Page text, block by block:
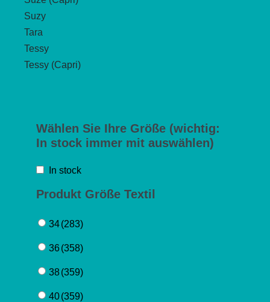
Suzy
Tara
Tessy
Tessy (Capri)
Wählen Sie Ihre Größe (wichtig:
In stock immer mit auswählen)
In stock
Produkt Größe Textil
34(283)
36(358)
38(359)
40(359)